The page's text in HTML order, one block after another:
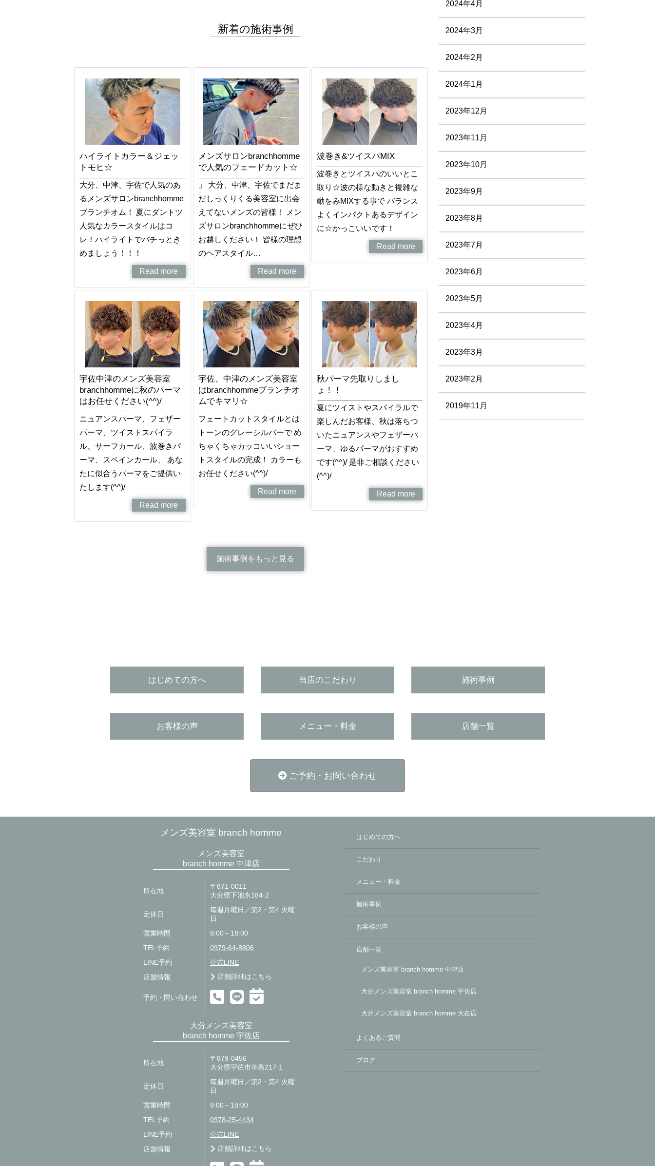
新着の施術事例
ハイライトカラー＆ジェッ
トモヒ☆
大分、中津、宇佐で人気のあ
るメンズサロンbranchhomme
ブランチオム！ 夏にダントツ
人気なカラースタイルはコ
レ！ハイライトでバチっとき
めましょう！！！
Read more
メンズサロンbranchhomme
で人気のフェードカット☆
」 大分、中津、宇佐でまだま
だしっくりくる美容室に出会
えてないメンズの皆様！ メン
ズサロンbranchhommeにぜひ
お越しください！ 皆様の理想
のヘアスタイル…
Read more
波巻き&ツイスパMIX
波巻きとツイスパのいいとこ
取り☆波の様な動きと複雑な
動をみMIXする事で バランス
よくインパクトあるデザイン
に☆かっこいいです！
Read more
宇佐中津のメンズ美容室
branchhommeに秋のパーマ
はお任せください(^^)/
ニュアンスパーマ、フェザー
パーマ、ツイストスパイラ
ル、サーフカール、波巻きパ
ーマ、スペインカール、 あな
たに似合うパーマをご提供い
たします(^^)/
Read more
宇佐、中津のメンズ美容室
はbranchhommeブランチオ
ムでキマリ☆
フェートカットスタイルとは
トーンのグレーシルバーで め
ちゃくちゃカッコいいショー
トスタイルの完成！ カラーも
お任せください(^^)/
Read more
秋パーマ先取りしまし
ょ！！
夏にツイストやスパイラルで
楽しんだお客様、秋は落ちつ
いたニュアンスやフェザーパ
ーマ、ゆるパーマがおすすめ
です(^^)/ 是非ご相談ください
(^^)/
Read more
施術事例をもっと見る
2024年4月
2024年3月
2024年2月
2024年1月
2023年12月
2023年11月
2023年10月
2023年9月
2023年8月
2023年7月
2023年6月
2023年5月
2023年4月
2023年3月
2023年2月
2019年11月
はじめての方へ 当店のこだわり 施術事例
お客様の声 メニュー・料金 店舗一覧
ご予約・お問い合わせ
メンズ美容室 branch homme
メンズ美容室
branch homme 中津店
所在地
〒871-0011
大分県下池永184-2
定休日
毎週月曜日／第2・第4 火曜
日
営業時間
9:00～18:00
TEL予約
0979-64-8806
LINE予約
公式LINE
店舗情報
店舗詳細はこちら
予約・問い合わせ
大分メンズ美容室
branch homme 宇佐店
所在地
〒879-0456
大分県宇佐市辛島217-1
定休日
毎週月曜日／第2・第4 火曜
日
営業時間
9:00～18:00
TEL予約
0978-25-4434
LINE予約
公式LINE
店舗情報
店舗詳細はこちら
はじめての方へ
こだわり
メニュー・料金
施術事例
お客様の声
店舗一覧
メンズ美容室 branch homme 中津店
大分メンズ美容室 branch homme 宇佐店
大分メンズ美容室 branch homme 大在店
よくあるご質問
ブログ